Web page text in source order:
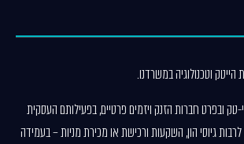
וטכנולוגיה במשרדנו.
טק ובפרט חברות הזנק ויזמים פרטיים, בפעילותם העסקית
גיוסי הון, השקעות ורכישת או מכירת מניות – בעמידה